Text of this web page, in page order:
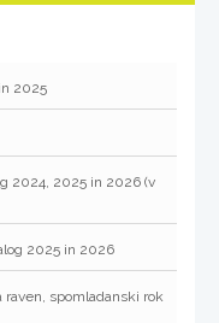
2025
2024, 2025 in 2026 (v
2025 in 2026
spomladanski rok